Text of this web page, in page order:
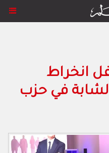
انخراط
في حزب